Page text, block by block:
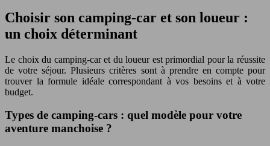
Choisir son camping-car et son loueur :
un choix déterminant
Le choix du camping-car et du loueur est primordial pour la réussite
de votre séjour. Plusieurs critères sont à prendre en compte pour
trouver la formule idéale correspondant à vos besoins et à votre
budget.
Types de camping-cars : quel modèle pour votre
aventure manchoise ?